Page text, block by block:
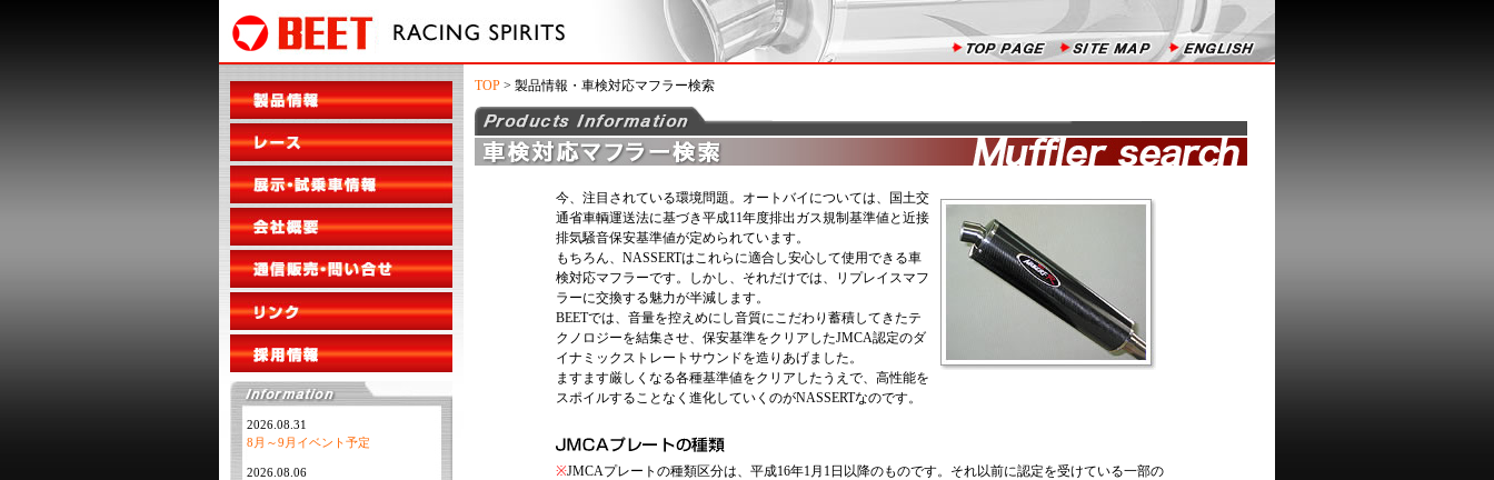
2026.08.31
8月～9月イベント予定
2026.08.06
TOP > 製品情報・車検対応マフラー検索
今、注目されている環境問題。オートバイについては、国土交
通省車輌運送法に基づき平成11年度排出ガス規制基準値と近接
排気騒音保安基準値が定められています。
もちろん、NASSERTはこれらに適合し安心して使用できる車
検対応マフラーです。しかし、それだけでは、リプレイスマフ
ラーに交換する魅力が半減します。
BEETでは、音量を控えめにし音質にこだわり蓄積してきたテ
クノロジーを結集させ、保安基準をクリアしたJMCA認定のダ
イナミックストレートサウンドを造りあげました。
ますます厳しくなる各種基準値をクリアしたうえで、高性能を
スポイルすることなく進化していくのがNASSERTなのです。
※JMCAプレートの種類区分は、平成16年1月1日以降のものです。それ以前に認定を受けている一部の